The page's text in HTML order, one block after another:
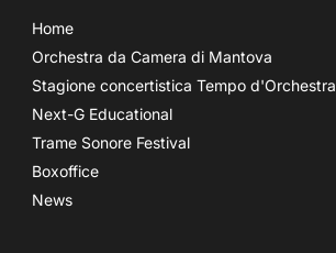
Home
Orchestra da Camera di Mantova
Stagione concertistica Tempo d'Orchestra
Next-G Educational
Trame Sonore Festival
Boxoffice
News